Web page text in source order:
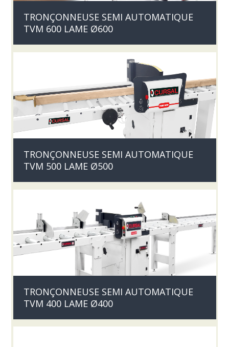
TRONÇONNEUSE SEMI AUTOMATIQUE
TVM 600 LAME Ø600
TRONÇONNEUSE SEMI AUTOMATIQUE
TVM 500 LAME Ø500
TRONÇONNEUSE SEMI AUTOMATIQUE
TVM 400 LAME Ø400